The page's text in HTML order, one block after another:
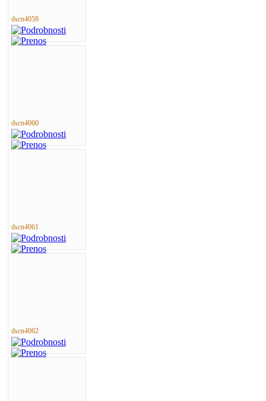
dscn4059
dscn4060
dscn4061
dscn4062